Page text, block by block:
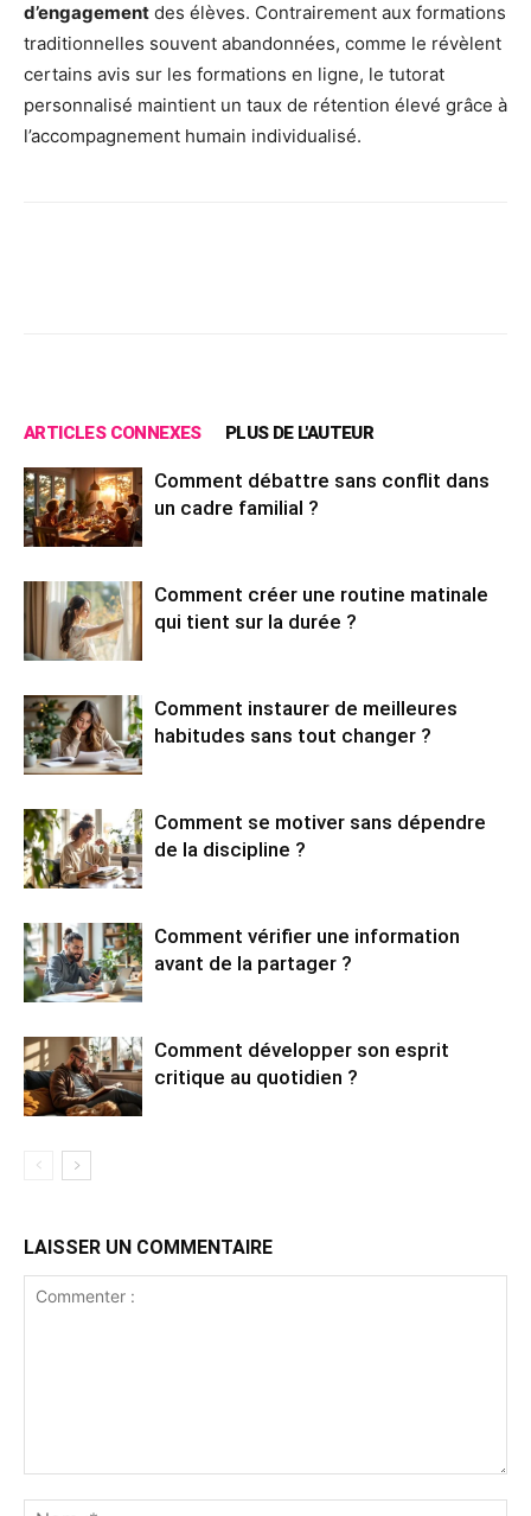
d’engagement des élèves. Contrairement aux formations
traditionnelles souvent abandonnées, comme le révèlent
certains avis sur les formations en ligne, le tutorat
personnalisé maintient un taux de rétention élevé grâce à
l’accompagnement humain individualisé.
ARTICLES CONNEXES PLUS DE L'AUTEUR
Comment débattre sans conflit dans
un cadre familial ?
Comment créer une routine matinale
qui tient sur la durée ?
Comment instaurer de meilleures
habitudes sans tout changer ?
Comment se motiver sans dépendre
de la discipline ?
Comment vérifier une information
avant de la partager ?
Comment développer son esprit
critique au quotidien ?
LAISSER UN COMMENTAIRE